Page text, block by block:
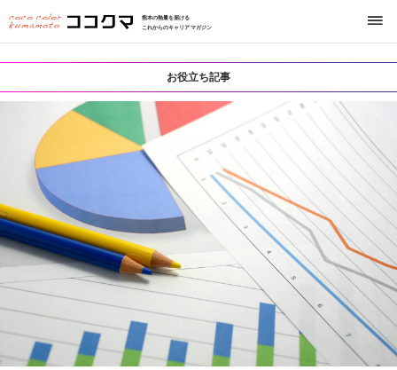
熊本の熱量を届ける
これからのキャリアマガジン
お役立ち記事